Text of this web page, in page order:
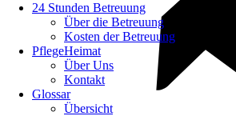
24 Stunden Betreuung
Über die Betreuung
Kosten der Betreuung
PflegeHeimat
Über Uns
Kontakt
Glossar
Übersicht